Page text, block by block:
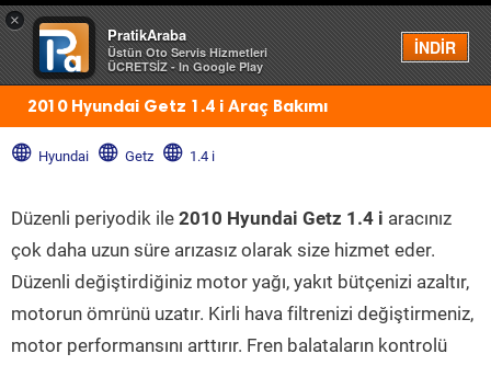
×
PratikAraba
Üstün Oto Servis Hizmetleri
ÜCRETSİZ - In Google Play
İNDİR
Menü
2010 Hyundai Getz 1.4 i Araç Bakımı
Hyundai Getz 1.4 i
Düzenli periyodik ile 2010 Hyundai Getz 1.4 i aracınız
çok daha uzun süre arızasız olarak size hizmet eder.
Düzenli değiştirdiğiniz motor yağı, yakıt bütçenizi azaltır,
motorun ömrünü uzatır. Kirli hava filtrenizi değiştirmeniz,
motor performansını arttırır. Fren balataların kontrolü